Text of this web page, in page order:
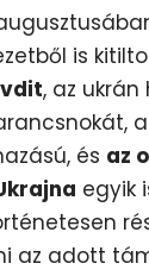
is
, az
és az
egyik
az adott